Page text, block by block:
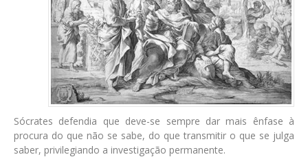
Sócrates defendia que deve-se sempre dar mais ênfase à
procura do que não se sabe, do que transmitir o que se julga
saber, privilegiando a investigação permanente.